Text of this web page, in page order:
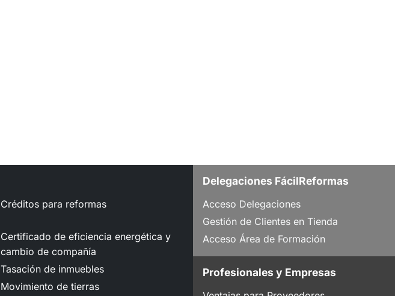
Créditos para reformas
Certificado de eficiencia energética y
cambio de compañía
Tasación de inmuebles
Movimiento de tierras
Delegaciones FácilReformas
Acceso Delegaciones
Gestión de Clientes en Tienda
Acceso Área de Formación
Profesionales y Empresas